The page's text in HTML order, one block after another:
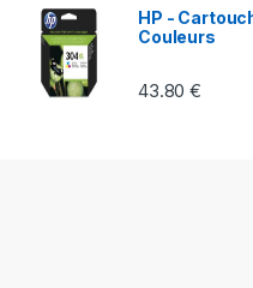
HP -
Couleurs
43.80€